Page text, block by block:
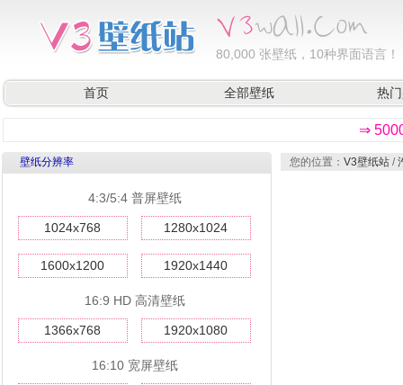
80,000 张壁纸，10种界面语言！
首页 全部壁纸 热
⇒
壁纸分辨率
4:3/5:4 普屏壁纸
1024x768 1280x1024
1600x1200 1920x1440
16:9 HD 高清壁纸
1366x768 1920x1080
16:10 宽屏壁纸
您的位置： V3壁纸站 /